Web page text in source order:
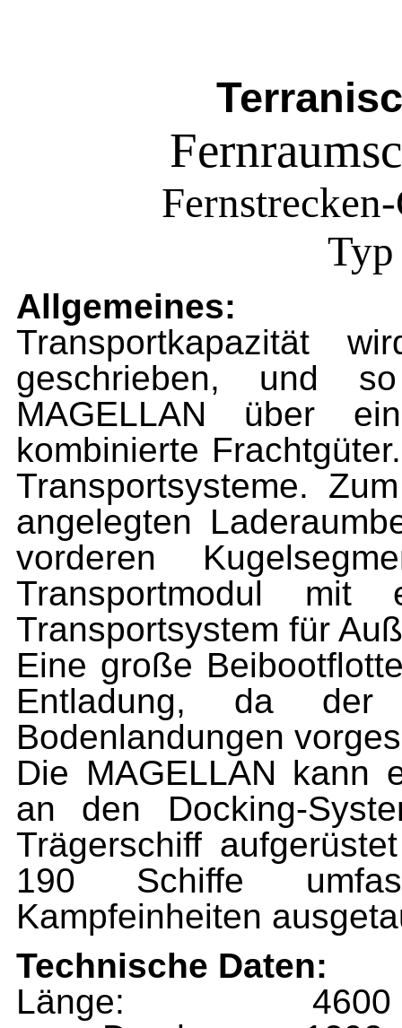
Allgemeines:
Transportkapazität
geschrieben, und
MAGELLAN über
kombinierte
Transportsysteme.
angelegten
vorderen
Transportmodul mit
Transportsystem für
Eine große
Entladung, da der
Bodenlandungen
Die MAGELLAN kann
an den Docking-
Trägerschiff
190 Schiffe
Kampfeinheiten
Technische Daten:
Länge: 4600